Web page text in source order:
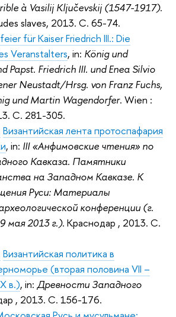
à Vasilij Ključevskij (1547-1917).
slaves, 2013. С. 65-74.
für Kaiser Friedrich III.: Die
Veranstalters, in: König und
Papst. Friedrich III. und Enea Silvio
Neustadt/Hrsg. von Franz Fuchs,
und Martin Wagendorfer. Wien :
С. 281-305.
Византийская лента протоспафария
, in: III «Анфимовские чтения» по
Кавказа. Памятники
на Западном Кавказе. К
Руси: Материалы
конференции (г.
мая 2013 г.). Краснодар , 2013. С.
Византийская политика в
(вторая половина VII –
в.), in: Древности Западного
, 2013. С. 156-176.